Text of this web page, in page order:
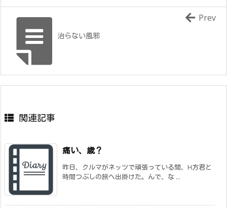
治らない風邪
Prev
関連記事
痛い、歳？
昨日、クルマがネッツで頑張っている間、H方君と
時間つぶしの旅へ出掛けた。んで、な ...